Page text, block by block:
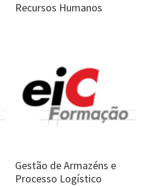
Recursos Humanos
Gestão de Armazéns e
Processo Logístico